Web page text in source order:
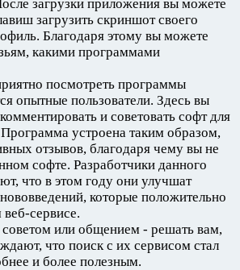
загрузки приложения вы можете
загрузить скриншот своего
Благодаря этому вы можете
какими программами
посмотреть программы
опытные пользователи. Здесь вы
и советовать софт для
устроена таким образом,
отзывов, благодаря чему вы не
софте. Разработчики данного
что в этом году они улучшат
которые положительно
сервисе.
или общением - решать вам,
что поиск с их сервисом стал
и более полезным.